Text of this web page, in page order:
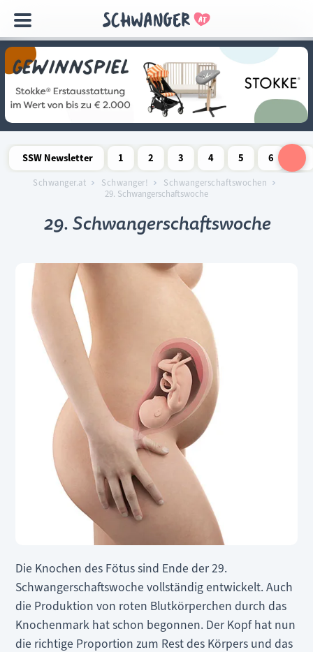
überspringen
SSW Newsletter
1
Schwangerschaftswoche
2
Schwangerschaftswoche
3
Schwangerschaftswoche
4
Schwangerschaftswoche
5
Schwangerschaftswoche
6
Schwanger.at Schwanger!
Schwangerschaftswochen
29. Schwangerschaftswoche
29. Schwangerschaftswoche
Die Knochen des Fötus sind Ende der 29.
Schwangerschaftswoche vollständig entwickelt. Auch
die Produktion von roten Blutkörperchen durch das
Knochenmark hat schon begonnen. Der Kopf hat nun
die richtige Proportion zum Rest des Körpers und das